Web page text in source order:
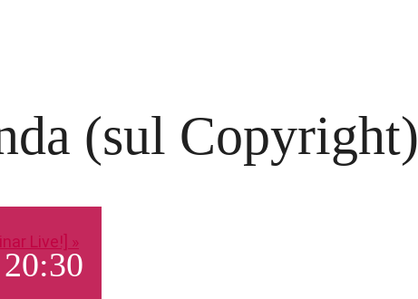
(sul Copyright)
20:30
Live!] »